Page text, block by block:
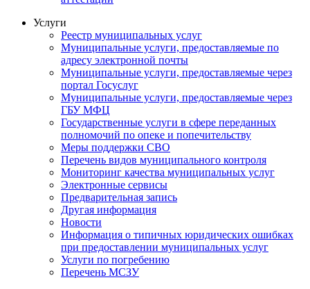
Услуги
Реестр муниципальных услуг
Муниципальные услуги, предоставляемые по
адресу электронной почты
Муниципальные услуги, предоставляемые через
портал Госуслуг
Муниципальные услуги, предоставляемые через
ГБУ МФЦ
Государственные услуги в сфере переданных
полномочий по опеке и попечительству
Меры поддержки СВО
Перечень видов муниципального контроля
Мониторинг качества муниципальных услуг
Электронные сервисы
Предварительная запись
Другая информация
Новости
Информация о типичных юридических ошибках
при предоставлении муниципальных услуг
Услуги по погребению
Перечень МСЗУ